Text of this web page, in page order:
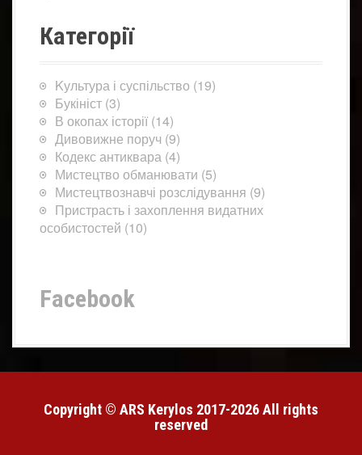
Категорії
Kультура і суспільство (19)
Букініст (3)
В окопах історії(14)
Дивовижне поруч (9)
Кодекс антиквара (4)
Мистецтво обманювати (5)
Мистецтвознавчі розслідування (9)
Пристрасть і захоплення видатних
особистостей (10)
Facebook
Copyright © ARS Kerylos 2017-2026 All rights
reserved